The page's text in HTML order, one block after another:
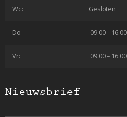
Wo: Gesloten
Do: 09.00 – 16.00
Vr: 09.00 – 16.00
Nieuwsbrief